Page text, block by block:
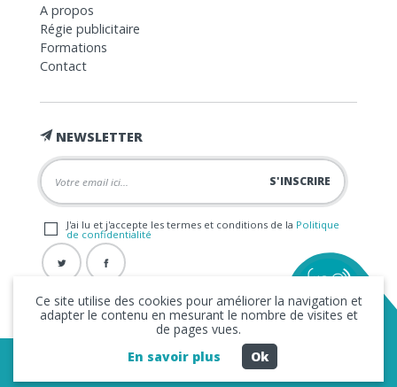
A propos
Régie publicitaire
Formations
Contact
NEWSLETTER
J'ai lu et j'accepte les termes et conditions de la Politique
de confidentialité
Copyright © 2026 La FRAP -Mentions légales
Business to Web
Ce site utilise des cookies pour améliorer la navigation et
adapter le contenu en mesurant le nombre de visites et
de pages vues.
En savoir plus
Ok